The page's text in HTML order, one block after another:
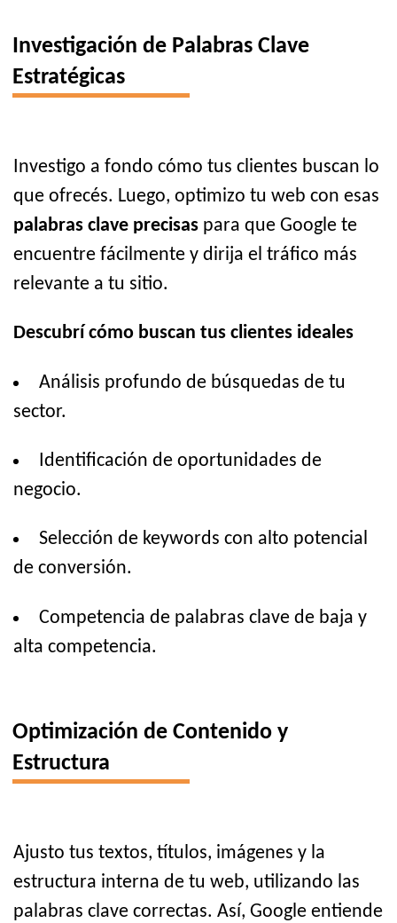
Investigación de Palabras Clave
Estratégicas
Investigo a fondo cómo tus clientes buscan lo
que ofrecés. Luego, optimizo tu web con esas
palabras clave precisas para que Google te
encuentre fácilmente y dirija el tráfico más
relevante a tu sitio.
Descubrí cómo buscan tus clientes ideales
Análisis profundo de búsquedas de tu
sector.
Identificación de oportunidades de
negocio.
Selección de keywords con alto potencial
de conversión.
Competencia de palabras clave de baja y
alta competencia.
Optimización de Contenido y
Estructura
Ajusto tus textos, títulos, imágenes y la
estructura interna de tu web, utilizando las
palabras clave correctas. Así, Google entiende